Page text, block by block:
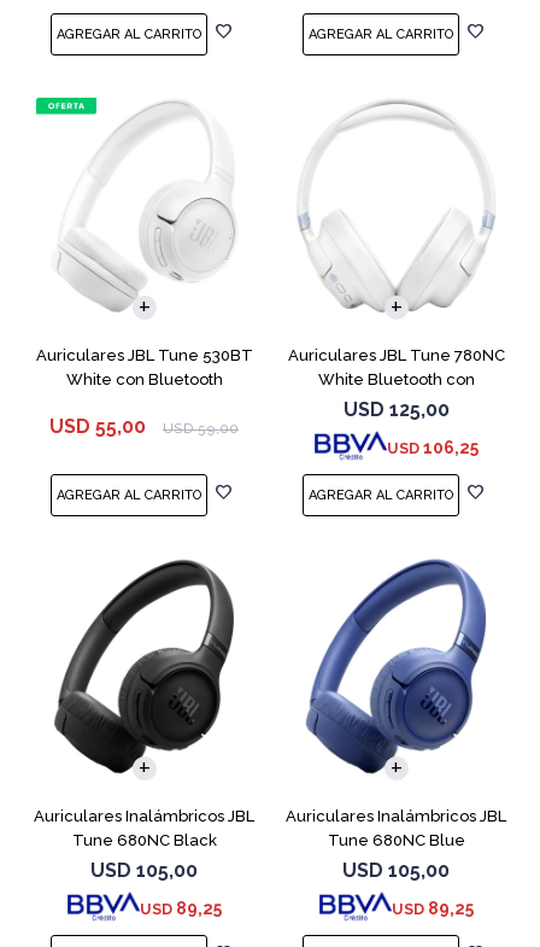
Auriculares JBL Tune 530BT
White con Bluetooth
USD 55,00 USD 59,00
Auriculares JBL Tune 780NC
White Bluetooth con
Micrófono
USD 125,00
USD 106,25
Auriculares Inalámbricos JBL
Tune 680NC Black
USD 105,00
USD 89,25
Auriculares Inalámbricos JBL
Tune 680NC Blue
USD 105,00
USD 89,25